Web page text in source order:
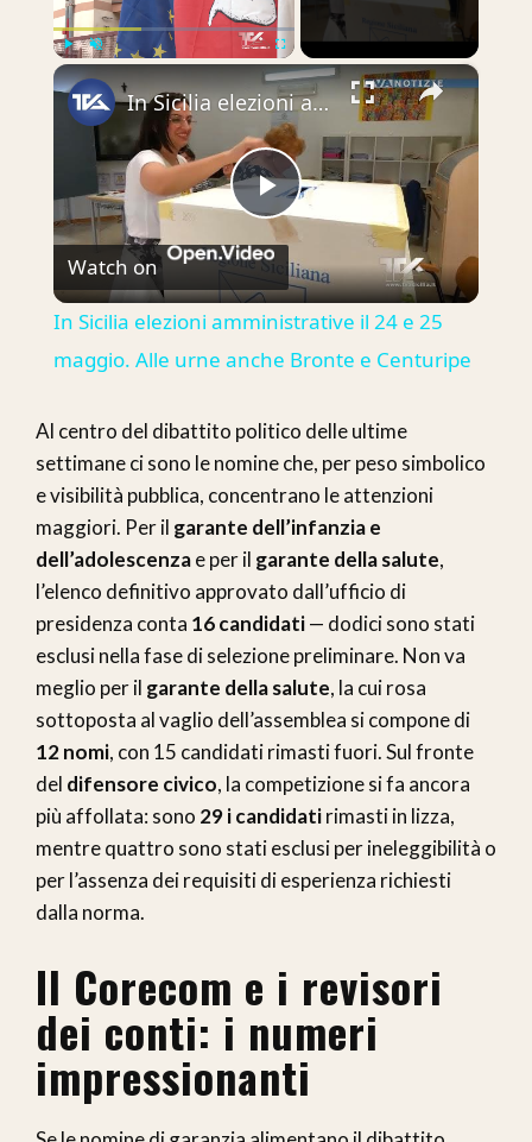
Fullscreen ×
Play
Video
In Sicilia elezioni amministrative il 24 e 25 maggio. Alle urne anche Bronte e Centuripe
Watch on
In Sicilia elezioni amministrative il 24 e 25
maggio. Alle urne anche Bronte e Centuripe
Al centro del dibattito politico delle ultime
settimane ci sono le nomine che, per peso simbolico
e visibilità pubblica, concentrano le attenzioni
maggiori. Per il garante dell’infanzia e
dell’adolescenzae per il garante della salute,
l’elenco definitivo approvato dall’ufficio di
presidenza conta 16 candidati— dodici sono stati
esclusi nella fase di selezione preliminare. Non va
meglio per il garante della salute, la cui rosa
sottoposta al vaglio dell’assemblea si compone di
12 nomi, con 15 candidati rimasti fuori. Sul fronte
del difensore civico, la competizione si fa ancora
più affollata: sono 29 i candidatirimasti in lizza,
mentre quattro sono stati esclusi per ineleggibilità o
per l’assenza dei requisiti di esperienza richiesti
dalla norma.
Il Corecom e i revisori
dei conti: i numeri
impressionanti